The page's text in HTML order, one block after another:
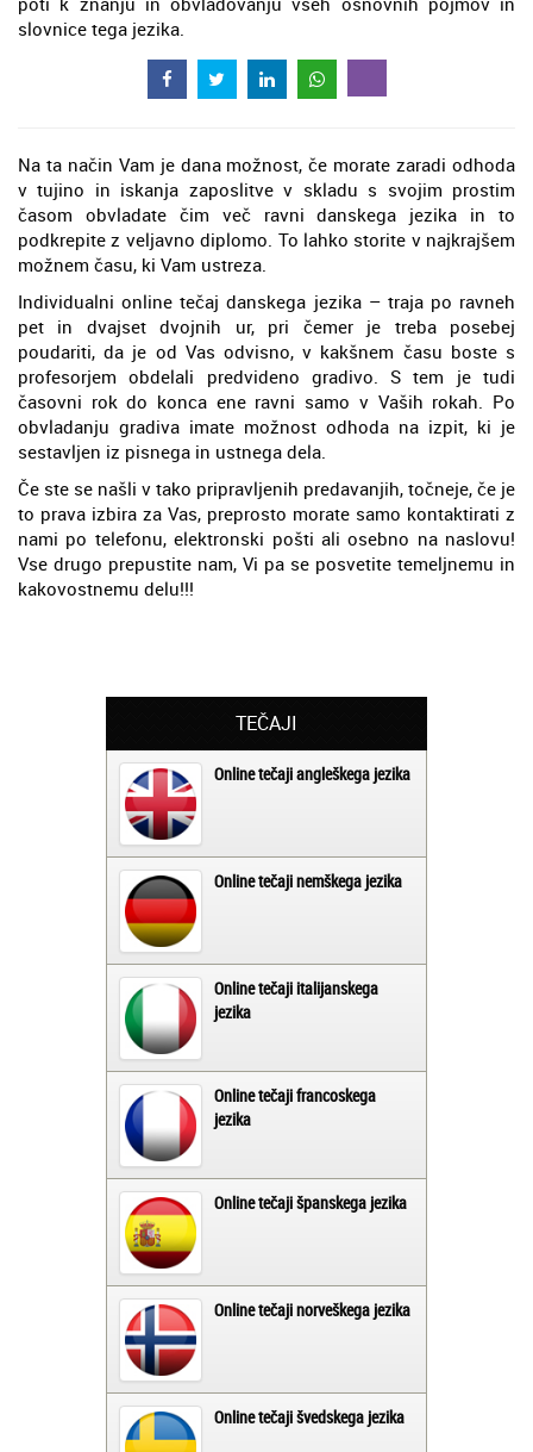
slovnice tega jezika.
Na ta način Vam je dana možnost, če morate zaradi odhoda
v tujino in iskanja zaposlitve v skladu s svojim prostim
časom obvladate čim več ravni danskega jezika in to
podkrepite z veljavno diplomo. To lahko storite v najkrajšem
možnem času, ki Vam ustreza.
Individualni online tečaj danskega jezika – traja po ravneh
pet in dvajset dvojnih ur, pri čemer je treba posebej
poudariti, da je od Vas odvisno, v kakšnem času boste s
profesorjem obdelali predvideno gradivo. S tem je tudi
časovni rok do konca ene ravni samo v Vaših rokah. Po
obvladanju gradiva imate možnost odhoda na izpit, ki je
sestavljen iz pisnega in ustnega dela.
Če ste se našli v tako pripravljenih predavanjih, točneje, če je
to prava izbira za Vas, preprosto morate samo kontaktirati z
nami po telefonu, elektronski pošti ali osebno na naslovu!
Vse drugo prepustite nam, Vi pa se posvetite temeljnemu in
kakovostnemu delu!!!
TEČAJI
Online tečaji angleškega jezika
Online tečaji nemškega jezika
Online tečaji italijanskega
jezika
Online tečaji francoskega
jezika
Online tečaji španskega jezika
Online tečaji norveškega jezika
Online tečaji švedskega jezika